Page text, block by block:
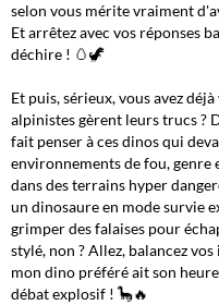
selon vous mérite vraiment
Et arrêtez avec vos réponses
déchire ! 🥚🦖
Et puis, sérieux, vous avez
alpinistes gèrent leurs trucs ?
fait penser à ces dinos qui
environnements de fou, genre
dans des terrains hyper
un dinosaure en mode survie
grimper des falaises pour
stylé, non ? Allez, balancez
mon dino préféré ait son
débat explosif ! 🦕🔥